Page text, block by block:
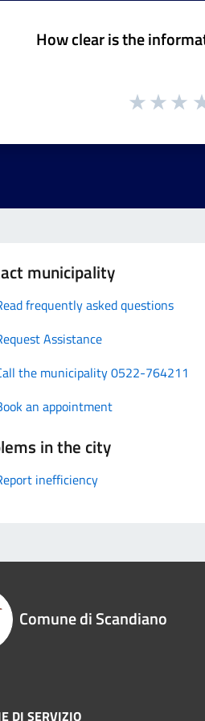
How clear is the
municipality
frequently asked questions
Assistance
the municipality 0522-764211
an appointment
in the city
inefficiency
Comune di Scandiano
DI SERVIZIO